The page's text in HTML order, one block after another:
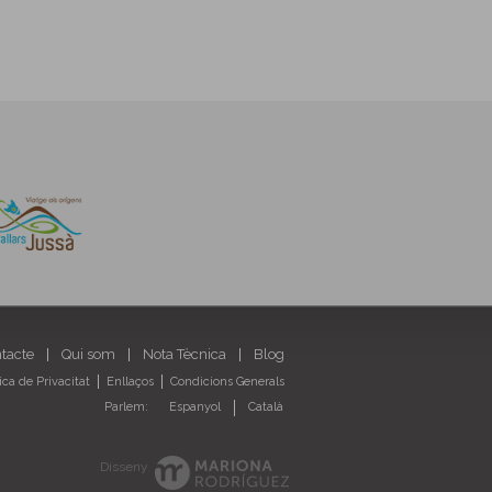
Qui som Nota Tècnica Blog
de Privacitat Enllaços
Condicions Generals
Parlem:
Espanyol Català
Disseny